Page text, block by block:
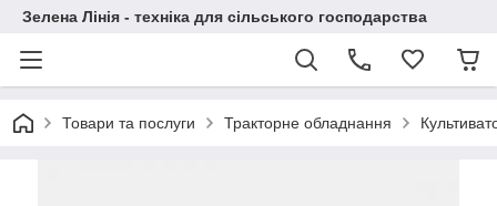
Зелена Лінія - техніка для сільського господарства
Товари та послуги Тракторне обладнання